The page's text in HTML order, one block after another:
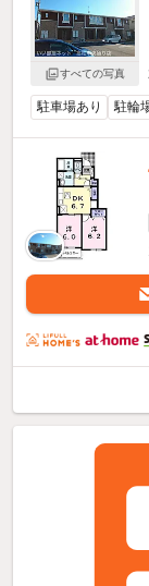
すべての写真
駐車場あり 駐輪